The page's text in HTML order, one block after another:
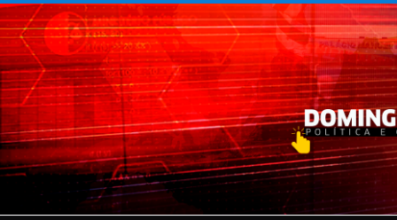
Pular para o conteúdo